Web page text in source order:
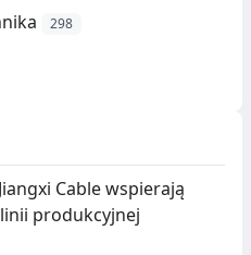
298
Cable wspierają
produkcyjnej